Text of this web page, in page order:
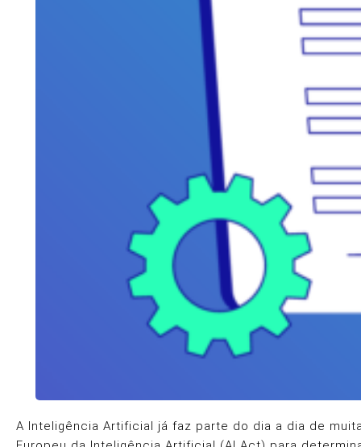
A Inteligência Artificial já faz parte do dia a dia de